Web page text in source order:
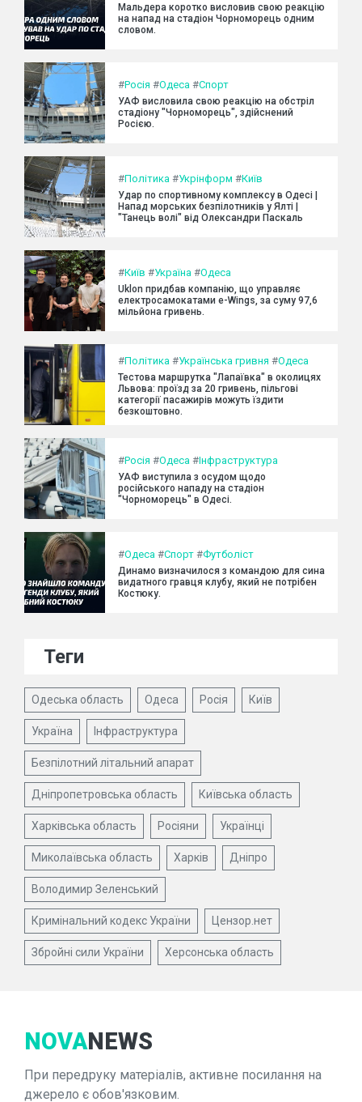
Мальдера коротко висловив свою реакцію
на напад на стадіон Чорноморець одним
словом.
#Росія #Одеса #Спорт
УАФ висловила свою реакцію на обстріл
стадіону "Чорноморець", здійснений
Росією.
#Політика #Укрінформ #Київ
Удар по спортивному комплексу в Одесі |
Напад морських безпілотників у Ялті |
"Танець волі" від Олександри Паскаль
#Київ #Україна #Одеса
Uklon придбав компанію, що управляє
електросамокатами e-Wings, за суму 97,6
мільйона гривень.
#Політика #Українська гривня #Одеса
Тестова маршрутка "Лапаївка" в околицях
Львова: проїзд за 20 гривень, пільгові
категорії пасажирів можуть їздити
безкоштовно.
#Росія #Одеса #Інфраструктура
УАФ виступила з осудом щодо
російського нападу на стадіон
"Чорноморець" в Одесі.
#Одеса #Спорт #Футболіст
Динамо визначилося з командою для сина
видатного гравця клубу, який не потрібен
Костюку.
Теги
Одеська область Одеса Росія Київ
Україна Інфраструктура
Безпілотний літальний апарат
Дніпропетровська область Київська область
Харківська область Росіяни Українці
Миколаївська область Харків Дніпро
Володимир Зеленський
Кримінальний кодекс України Цензор.нет
Збройні сили України Херсонська область
NOVANEWS
При передруку матеріалів, активне посилання на
джерело є обов'язковим.